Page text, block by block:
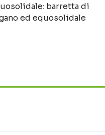
barretta di
ed equosolidale